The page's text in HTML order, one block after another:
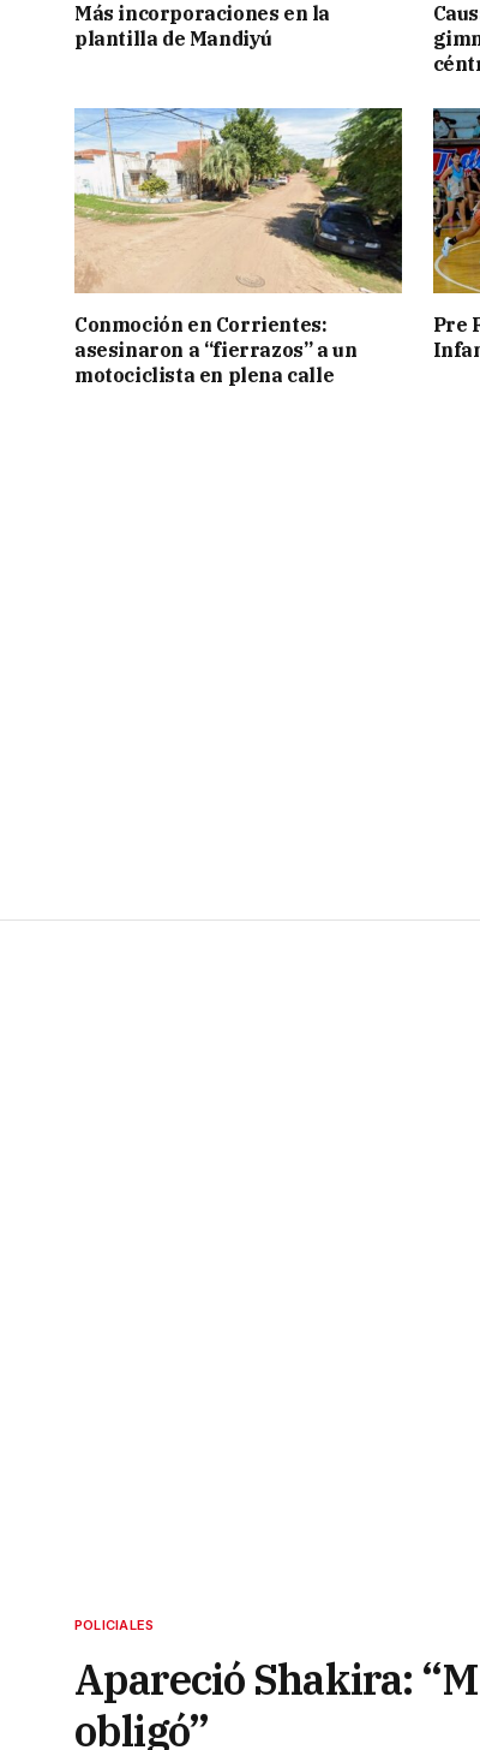
Más incorporaciones en la
plantilla de Mandiyú
Conmoción en Corrientes:
asesinaron a “fierrazos” a un
motociclista en plena calle
Pre
POLICIALES
Apareció Shakira:
obligó”